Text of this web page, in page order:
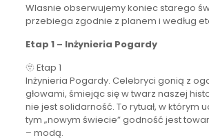
Wlasnie obserwujemy koniec starego
przebiega zgodnie z planem i według
Etap 1 – Inżynieria Pogardy
🫥 Etap 1
Inżynieria Pogardy. Celebryci gonią z
głowami, śmiejąc się w twarz naszej
nie jest solidarność. To rytuał, w którym
tym „nowym świecie” godność jest
– modą.